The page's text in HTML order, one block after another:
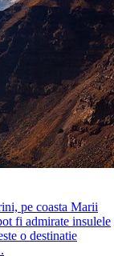
pe coasta Marii
fi admirate insulele
o destinatie